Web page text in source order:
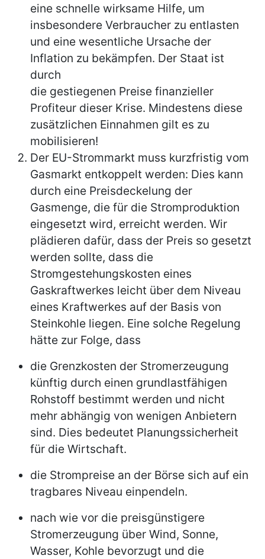
eine schnelle wirksame Hilfe, um
insbesondere Verbraucher zu entlasten
und eine wesentliche Ursache der
Inflation zu bekämpfen. Der Staat ist
durch
die gestiegenen Preise finanzieller
Profiteur dieser Krise. Mindestens diese
zusätzlichen Einnahmen gilt es zu
mobilisieren!
Der EU-Strommarkt muss kurzfristig vom
Gasmarkt entkoppelt werden: Dies kann
durch eine Preisdeckelung der
Gasmenge, die für die Stromproduktion
eingesetzt wird, erreicht werden. Wir
plädieren dafür, dass der Preis so gesetzt
werden sollte, dass die
Stromgestehungskosten eines
Gaskraftwerkes leicht über dem Niveau
eines Kraftwerkes auf der Basis von
Steinkohle liegen. Eine solche Regelung
hätte zur Folge, dass
die Grenzkosten der Stromerzeugung
künftig durch einen grundlastfähigen
Rohstoff bestimmt werden und nicht
mehr abhängig von wenigen Anbietern
sind. Dies bedeutet Planungssicherheit
für die Wirtschaft.
die Strompreise an der Börse sich auf ein
tragbares Niveau einpendeln.
nach wie vor die preisgünstigere
Stromerzeugung über Wind, Sonne,
Wasser, Kohle bevorzugt und die